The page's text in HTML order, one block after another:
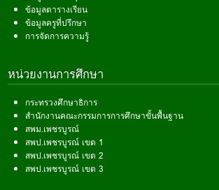
ข้อมูลตารางเรียน
ข้อมูลครูที่ปรึกษา
การจัดการความรู้
หน่วยงานการศึกษา
กระทรวงศึกษาธิการ
สำนักงานคณะกรรมการการศึกษาขั้นพื้นฐาน
สพม.เพชรบูรณ์
สพป.เพชรบูรณ์ เขต 1
สพป.เพชรบูรณ์ เขต 2
สพป.เพชรบูรณ์ เขต 3